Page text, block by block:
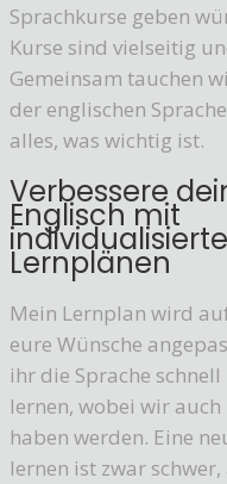
Sprachkurse geben
Kurse sind vielseitig
Gemeinsam tauchen
der englischen
alles, was wichtig ist.
Verbessere
Englisch mit
Lernplänen
Mein Lernplan wird
eure Wünsche
ihr die Sprache
lernen, wobei wir auch
haben werden. Eine
lernen ist zwar